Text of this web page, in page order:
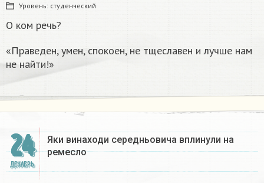
Уровень: студенческий
О ком речь?
«Праведен, умен, спокоен, не тщеславен и лучше нам
не найти!»
24
ДЕКАБРЬ
Яки винаходи середньовича вплинули на
ремесло